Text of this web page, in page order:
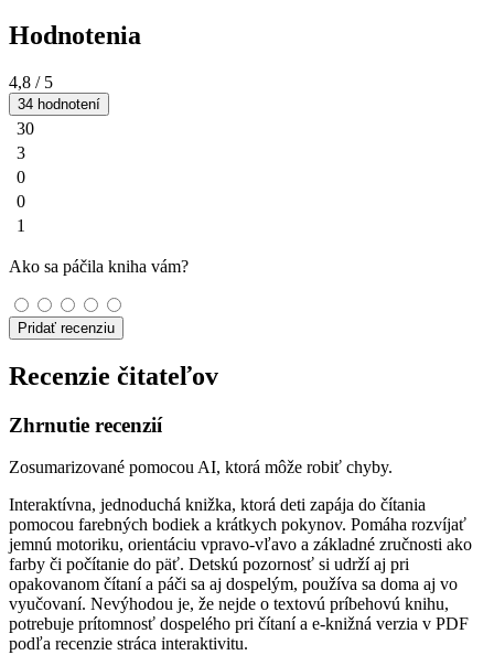
Hodnotenia
4,8 / 5
34 hodnotení
30
3
0
0
1
Ako sa páčila kniha vám?
Pridať recenziu
Recenzie čitateľov
Zhrnutie recenzií
Zosumarizované pomocou AI, ktorá môže robiť chyby.
Interaktívna, jednoduchá knižka, ktorá deti zapája do čítania
pomocou farebných bodiek a krátkych pokynov. Pomáha rozvíjať
jemnú motoriku, orientáciu vpravo-vľavo a základné zručnosti ako
farby či počítanie do päť. Detskú pozornosť si udrží aj pri
opakovanom čítaní a páči sa aj dospelým, používa sa doma aj vo
vyučovaní. Nevýhodou je, že nejde o textovú príbehovú knihu,
potrebuje prítomnosť dospelého pri čítaní a e-knižná verzia v PDF
podľa recenzie stráca interaktivitu.